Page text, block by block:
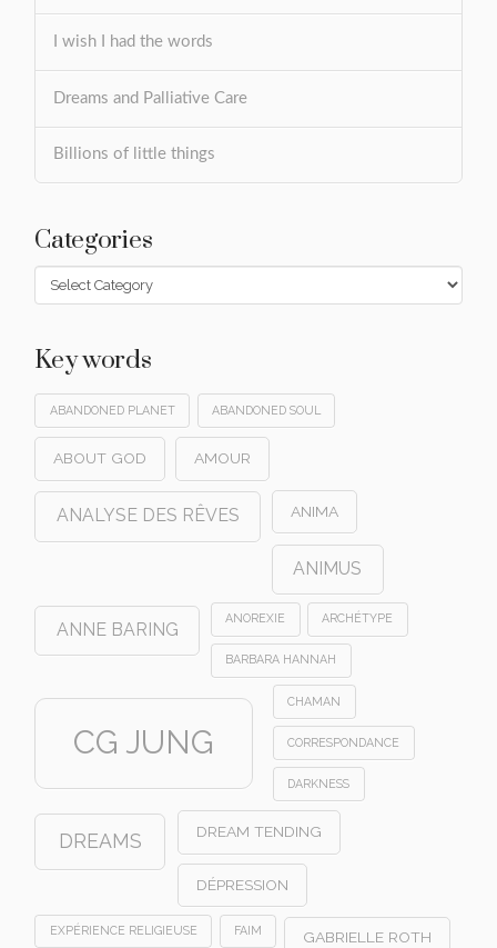
I wish I had the words
Dreams and Palliative Care
Billions of little things
Categories
Categories
Key words
ABANDONED PLANET ABANDONED SOUL
ABOUT GOD AMOUR
ANALYSE DES RÊVES ANIMA
ANIMUS
ANNE BARING
ANOREXIE ARCHÉTYPE
BARBARA HANNAH
CG JUNG
CHAMAN
CORRESPONDANCE
DARKNESS
DREAMS DREAM TENDING
DÉPRESSION
EXPÉRIENCE RELIGIEUSE FAIM GABRIELLE ROTH